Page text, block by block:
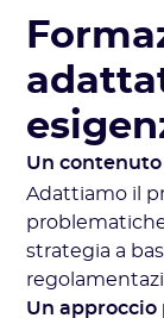
Un
Adattiamo il
strategia a
Un